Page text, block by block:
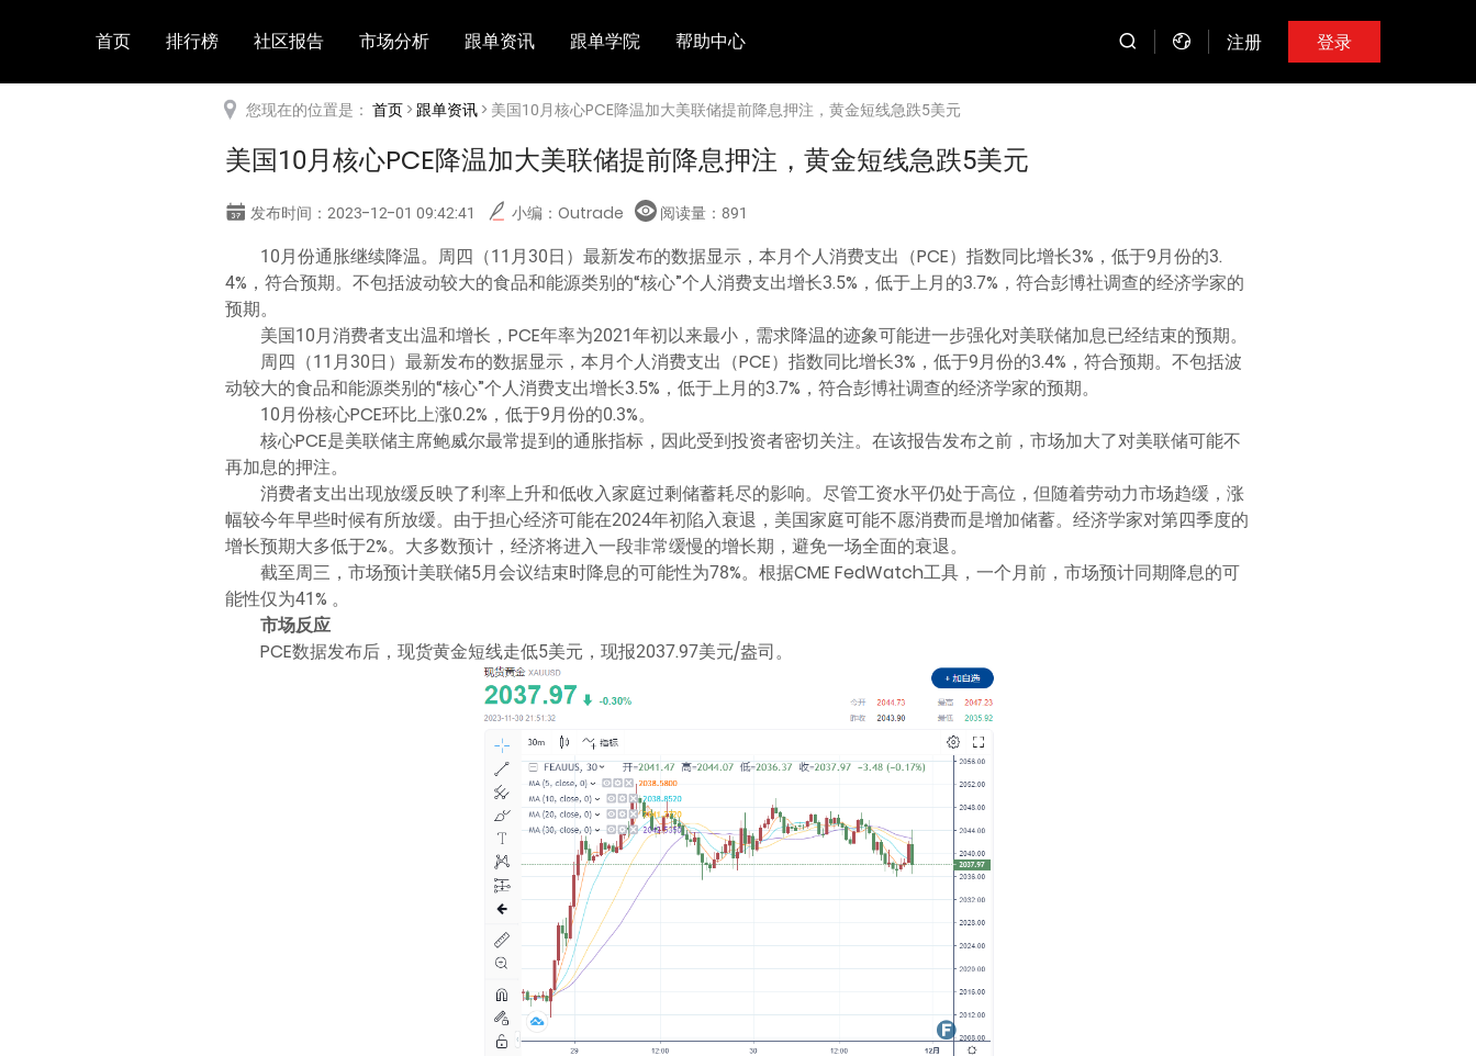
首页 排行榜 社区报告 市场分析 跟单资讯 跟单学院 帮助中心 注册 登录
您现在的位置是： 首页>跟单资讯> 美国10月核心PCE降温加大美联储提前降息押注，黄金短线急跌5美元
美国10月核心PCE降温加大美联储提前降息押注，黄金短线急跌5美元
发布时间：2023-12-01 09:42:41 小编：Outrade 阅读量： 891
10月份通胀继续降温。周四（11月30日）最新发布的数据显示，本月个人消费支出（PCE）指数同比增长3%，低于9月份的3.
4%，符合预期。不包括波动较大的食品和能源类别的“核心”个人消费支出增长3.5%，低于上月的3.7%，符合彭博社调查的经济学家的
预期。
美国10月消费者支出温和增长，PCE年率为2021年初以来最小，需求降温的迹象可能进一步强化对美联储加息已经结束的预期。
周四（11月30日）最新发布的数据显示，本月个人消费支出（PCE）指数同比增长3%，低于9月份的3.4%，符合预期。不包括波
动较大的食品和能源类别的“核心”个人消费支出增长3.5%，低于上月的3.7%，符合彭博社调查的经济学家的预期。
10月份核心PCE环比上涨0.2%，低于9月份的0.3%。
核心PCE是美联储主席鲍威尔最常提到的通胀指标，因此受到投资者密切关注。在该报告发布之前，市场加大了对美联储可能不
再加息的押注。
消费者支出出现放缓反映了利率上升和低收入家庭过剩储蓄耗尽的影响。尽管工资水平仍处于高位，但随着劳动力市场趋缓，涨
幅较今年早些时候有所放缓。由于担心经济可能在2024年初陷入衰退，美国家庭可能不愿消费而是增加储蓄。经济学家对第四季度的
增长预期大多低于2%。大多数预计，经济将进入一段非常缓慢的增长期，避免一场全面的衰退。
截至周三，市场预计美联储5月会议结束时降息的可能性为78%。根据CME FedWatch工具，一个月前，市场预计同期降息的可
能性仅为41% 。
市场反应
PCE数据发布后，现货黄金短线走低5美元，现报2037.97美元/盎司。